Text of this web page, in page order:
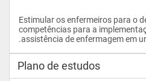
Estimular os enfermeiros para o
competências para a
Plano de estudos